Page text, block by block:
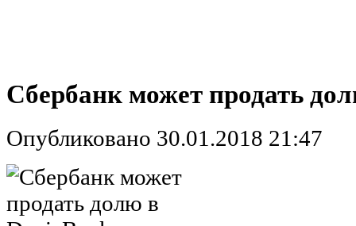
Сбербанк может продать
Опубликовано 30.01.2018 21:47